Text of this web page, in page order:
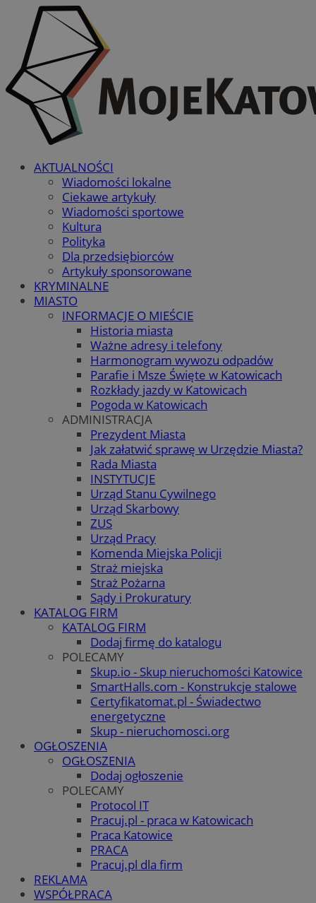
AKTUALNOŚCI
Wiadomości lokalne
Ciekawe artykuły
Wiadomości sportowe
Kultura
Polityka
Dla przedsiębiorców
Artykuły sponsorowane
KRYMINALNE
MIASTO
INFORMACJE O MIEŚCIE
Historia miasta
Ważne adresy i telefony
Harmonogram wywozu odpadów
Parafie i Msze Święte w Katowicach
Rozkłady jazdy w Katowicach
Pogoda w Katowicach
ADMINISTRACJA
Prezydent Miasta
Jak załatwić sprawę w Urzędzie Miasta?
Rada Miasta
INSTYTUCJE
Urząd Stanu Cywilnego
Urząd Skarbowy
ZUS
Urząd Pracy
Komenda Miejska Policji
Straż miejska
Straż Pożarna
Sądy i Prokuratury
KATALOG FIRM
KATALOG FIRM
Dodaj firmę do katalogu
POLECAMY
Skup.io - Skup nieruchomości Katowice
SmartHalls.com - Konstrukcje stalowe
Certyfikatomat.pl - Świadectwo
energetyczne
Skup - nieruchomosci.org
OGŁOSZENIA
OGŁOSZENIA
Dodaj ogłoszenie
POLECAMY
Protocol IT
Pracuj.pl - praca w Katowicach
Praca Katowice
PRACA
Pracuj.pl dla firm
REKLAMA
WSPÓŁPRACA